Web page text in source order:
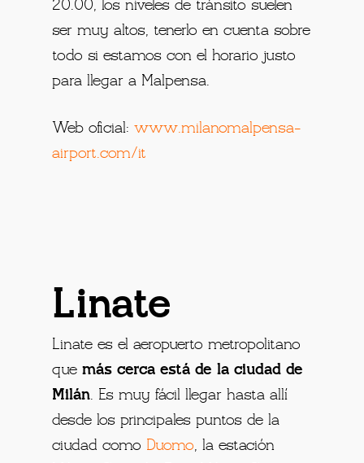
20.00, los niveles de tránsito suelen
ser muy altos, tenerlo en cuenta sobre
todo si estamos con el horario justo
para llegar a Malpensa.
Web oficial: www.milanomalpensa-
airport.com/it
Linate
Linate es el aeropuerto metropolitano
quemás cerca está de la ciudad de
Milán. Es muy fácil llegar hasta allí
desde los principales puntos de la
ciudad como Duomo, la estación